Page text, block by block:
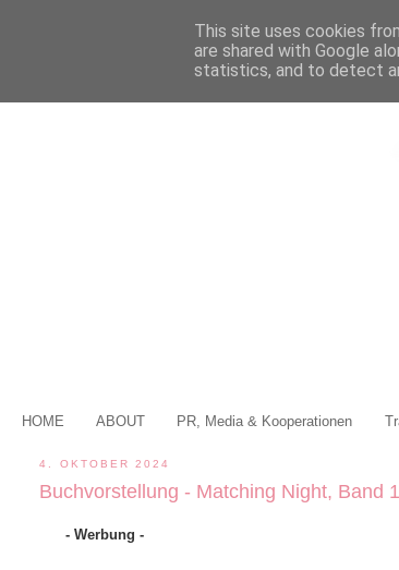
HOME ABOUT PR, Media & Kooperationen
4. OKTOBER 2024
Buchvorstellung - Matching Night, Band
- Werbung -
This site uses cookies
are shared with Google
statistics, and to detect